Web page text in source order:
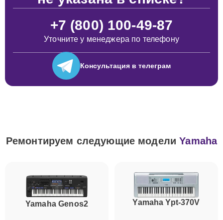
+7 (800) 100-49-87
Уточните у менеджера по телефону
Консультация в телеграм
Ремонтируем следующие моделиYamaha
Yamaha Genos2 Yamaha Ypt-370V